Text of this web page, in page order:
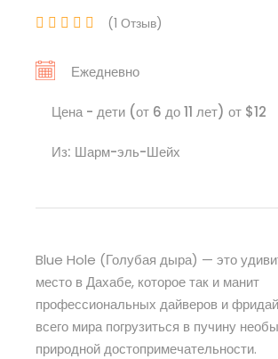
(1 Отзыв)
Ежедневно
Цена - дети (от 6 до 11 лет) от $12
Из: Шарм-эль-Шейх
Blue Hole (Голубая дыра) — это
место в Дахабе, которое так и манит
профессиональных дайверов и
всего мира погрузиться в пучину
природной достопримечательности.